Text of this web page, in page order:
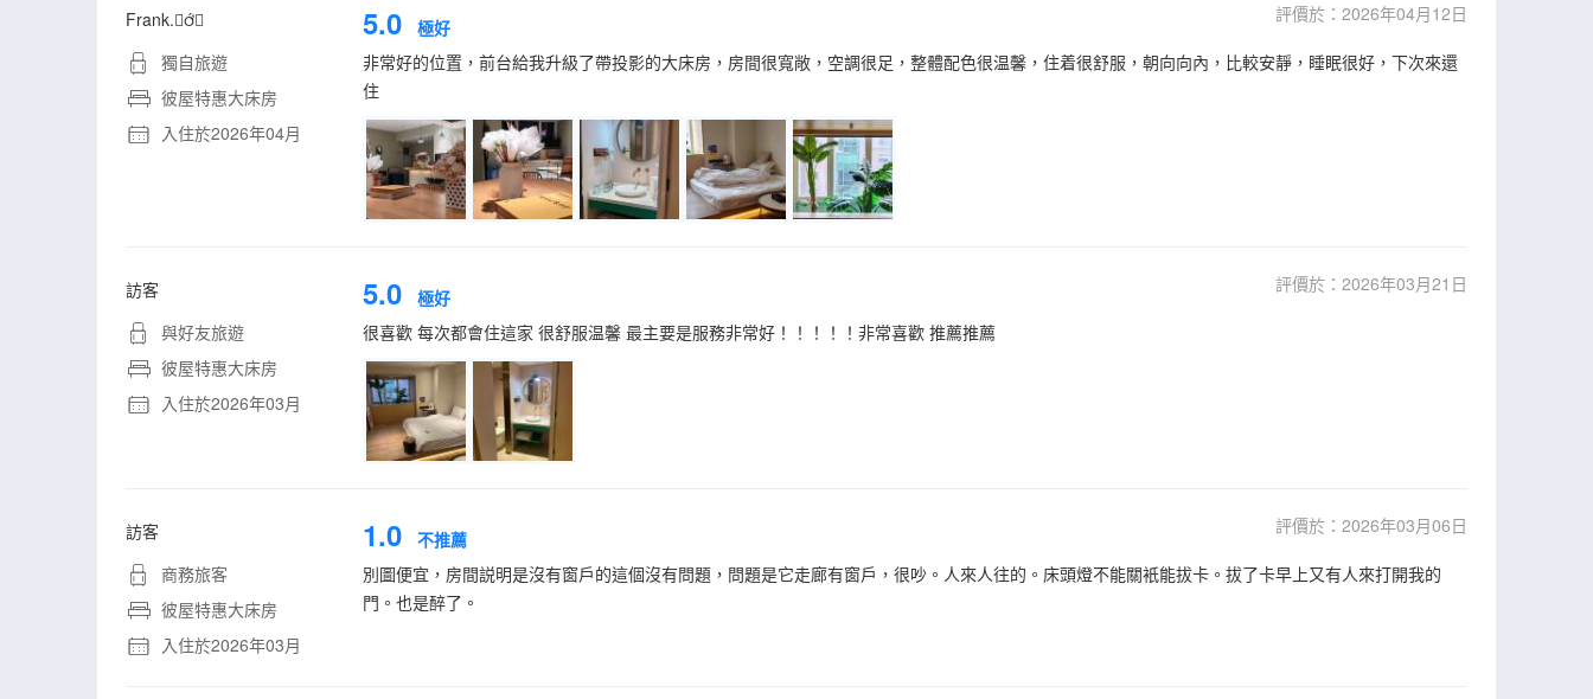
Frank.
獨自旅遊
彼屋特惠大床房
入住於2026年04月
5.0 極好
評價於：2026年04月12日
非常好的位置，前台給我升級了帶投影的大床房，房間很寬敞，空調很足，整體配色很温馨，住着很舒服，朝向向內，比較安靜，睡眠很好，下次來還
住
訪客
與好友旅遊
彼屋特惠大床房
入住於2026年03月
5.0 極好
評價於：2026年03月21日
很喜歡 每次都會住這家 很舒服温馨 最主要是服務非常好！！！！！非常喜歡 推薦推薦
訪客
商務旅客
彼屋特惠大床房
入住於2026年03月
1.0 不推薦
評價於：2026年03月06日
別圖便宜，房間説明是沒有窗戶的這個沒有問題，問題是它走廊有窗戶，很吵。人來人往的。床頭燈不能關衹能拔卡。拔了卡早上又有人來打開我的
門。也是醉了。